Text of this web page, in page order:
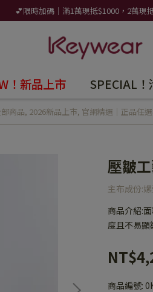
💕限時加碼｜滿1萬現抵$1000，2萬現
！新品上市 SPECIAL
商品, 2026新品上市, 官網精選｜正品任
壓皺
主布成份:
商品介紹:
度且不易顯
商品編號: